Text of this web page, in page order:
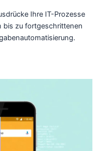
Ihre IT-Prozesse
bis zu fortgeschrittenen